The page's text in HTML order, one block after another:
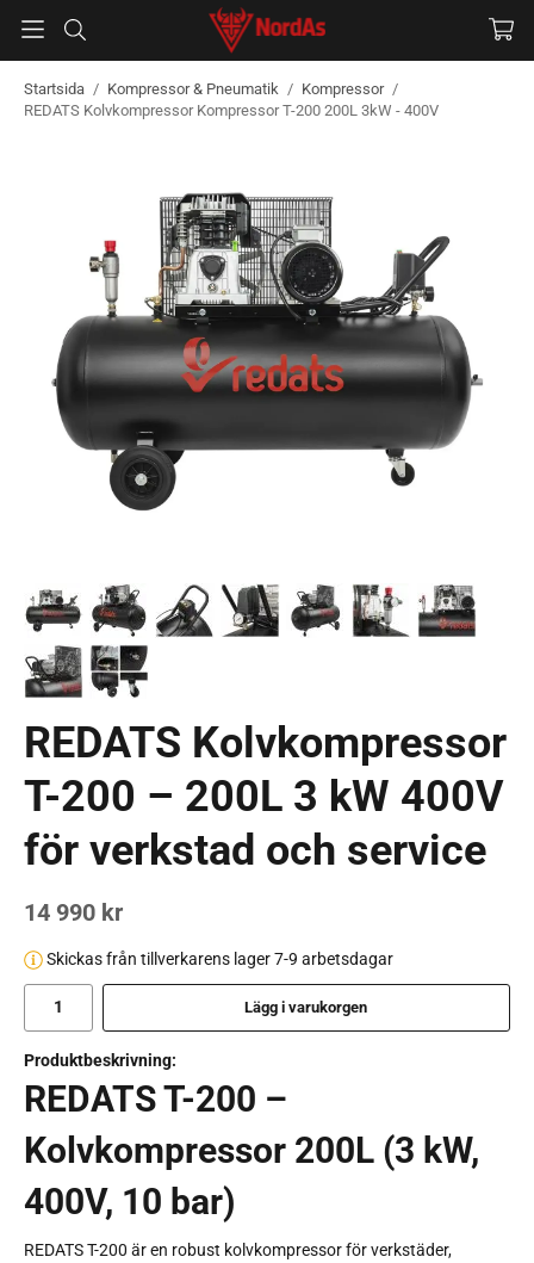
Startsida / Kompressor & Pneumatik / Kompressor /
REDATS Kolvkompressor Kompressor T-200 200L 3kW - 400V
REDATS Kolvkompressor
T-200 – 200L 3 kW 400V
för verkstad och service
14 990 kr
Skickas från tillverkarens lager 7-9 arbetsdagar
Lägg i varukorgen
Produktbeskrivning:
REDATS T-200 –
Kolvkompressor 200L (3 kW,
400V, 10 bar)
REDATS T-200 är en robust kolvkompressor för verkstäder,